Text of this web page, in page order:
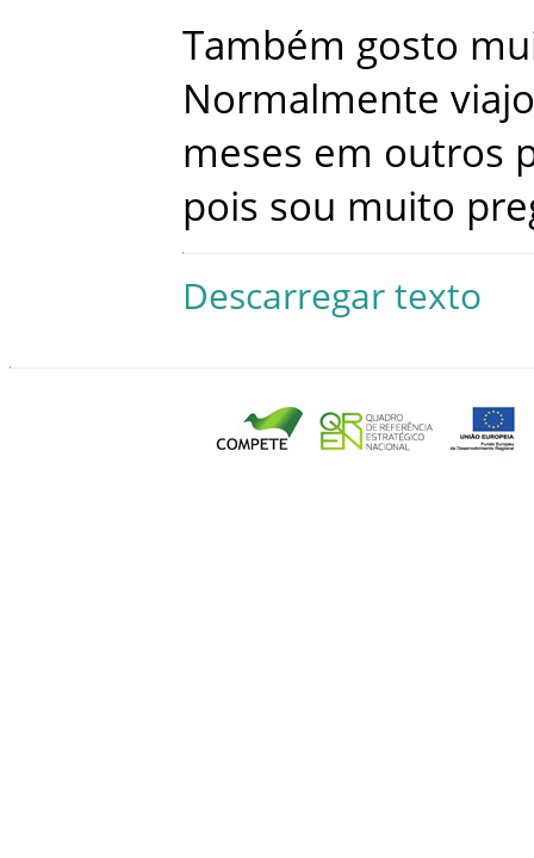
Também gosto
Normalmente viajo
meses em outros
pois sou muito
Descarregar texto